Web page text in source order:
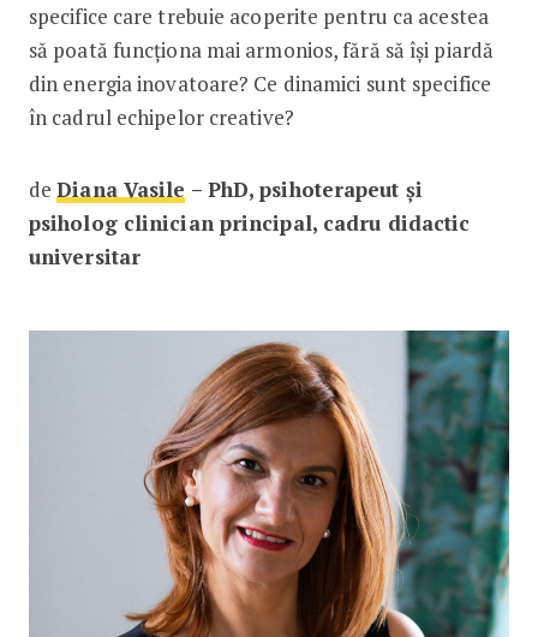
specifice care trebuie acoperite pentru ca acestea
să poată funcționa mai armonios, fără să își piardă
din energia inovatoare? Ce dinamici sunt specifice
în cadrul echipelor creative?
deDiana Vasile – PhD, psihoterapeut și
psiholog clinician principal, cadru didactic
universitar